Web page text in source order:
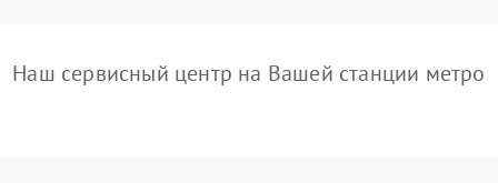
Наш сервисный центр на Вашей станции метро